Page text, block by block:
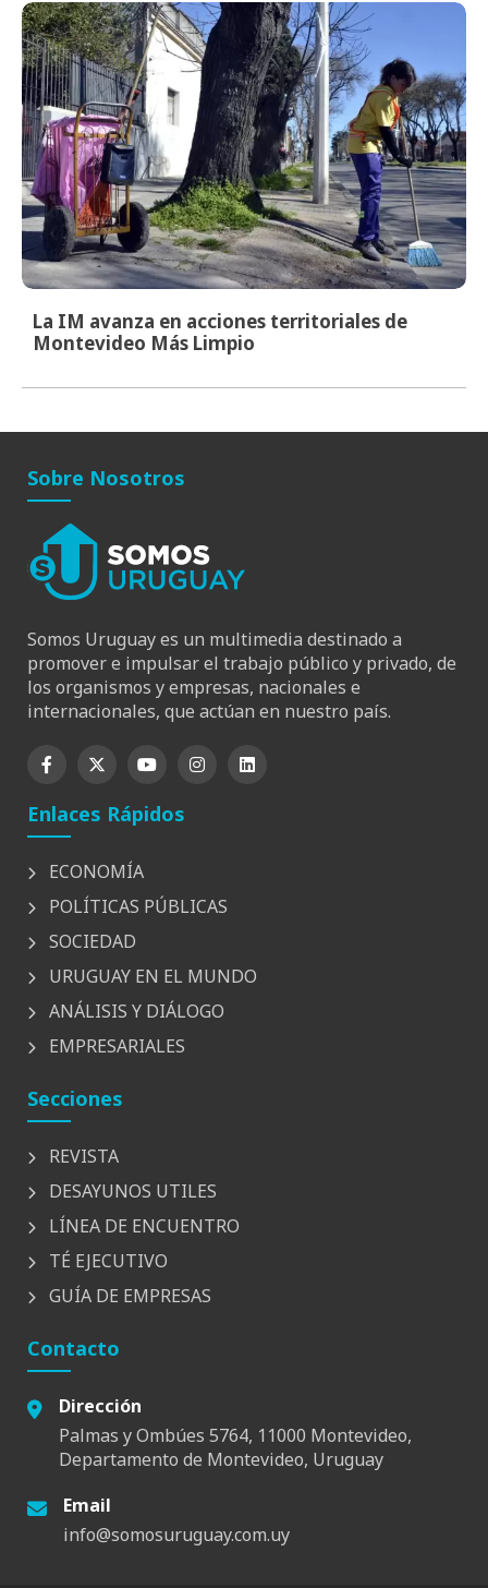
La IM avanza en acciones territoriales de
Montevideo Más Limpio
Sobre Nosotros
Somos Uruguay es un multimedia destinado a
promover e impulsar el trabajo público y privado, de
los organismos y empresas, nacionales e
internacionales, que actúan en nuestro país.
Enlaces Rápidos
ECONOMÍA
POLÍTICAS PÚBLICAS
SOCIEDAD
URUGUAY EN EL MUNDO
ANÁLISIS Y DIÁLOGO
EMPRESARIALES
Secciones
REVISTA
DESAYUNOS UTILES
LÍNEA DE ENCUENTRO
TÉ EJECUTIVO
GUÍA DE EMPRESAS
Contacto
Dirección
Palmas y Ombúes 5764, 11000 Montevideo,
Departamento de Montevideo, Uruguay
Email
info@somosuruguay.com.uy